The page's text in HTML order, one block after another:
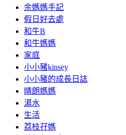
余媽媽手記
假日好去處
和牛B
和牛媽媽
家庭
小小豬kinsey
小小豬的成長日誌
晴朗媽媽
湯水
生活
荔枝孖媽